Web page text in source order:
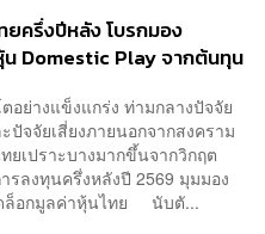
ยครึ่งปีหลัง โบรกมอง
Domestic Play จากต้นทุน
อย่างแข็งแกร่ง ท่ามกลางปัจจัย
ปัจจัยเสี่ยงภายนอกจากสงคราม
ยเปราะบางมากขึ้นจากวิกฤต
งทุนครึ่งหลังปี 2569 มุมมอง
ดล็อกมูลค่าหุ้นไทย นับตั...